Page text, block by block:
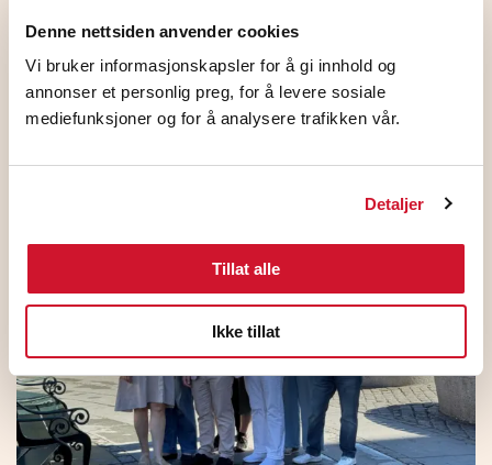
Denne nettsiden anvender cookies
Vi bruker informasjonskapsler for å gi innhold og
annonser et personlig preg, for å levere sosiale
mediefunksjoner og for å analysere trafikken vår.
Detaljer
Tillat alle
Ikke tillat
HKs medlemmer på NHO
Standardoverenskomsten stemte JA
5. august 2026